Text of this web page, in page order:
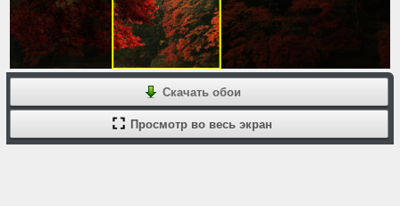
Скачать обои
Просмотр во весь экран